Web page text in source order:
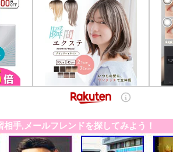
手,メールフレンドを探してみよう！